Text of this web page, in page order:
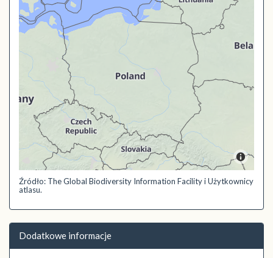
Źródło: The Global Biodiversity Information Facility i Użytkownicy
atlasu.
Dodatkowe informacje